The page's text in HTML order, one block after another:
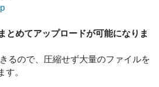
とめてアップロードが可能になりま
るので、圧縮せず大量のファイルを
。